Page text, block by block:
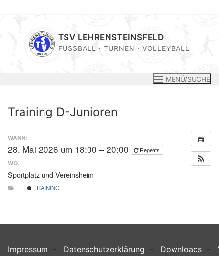
springen
TSV LEHRENSTEINSFELD
FUSSBALL · TURNEN · VOLLEYBALL
MENÜ/SUCHE
Training D-Junioren
WANN:
28. Mai 2026 um 18:00 – 20:00 Repeats
WO:
Sportplatz und Vereinsheim
TRAINING
Impressum - Datenschutzerklärung - Downloads -